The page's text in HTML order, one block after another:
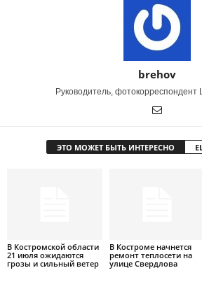
brehov
Руководитель, фотокорреспондент
ЭТО МОЖЕТ БЫТЬ ИНТЕРЕСНО
В Костромской области
21 июля ожидаются
грозы и сильный ветер
В Костроме начнется
ремонт теплосети на
улице Свердлова